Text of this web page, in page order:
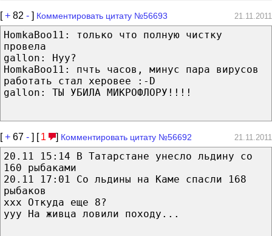
[+ 82 - ] Комментировать цитату №56693 21.11.2011
HomkaBoo11: только что полную чистку
провела
gallon: Нуу?
HomkaBoo11: пчть часов, минус пара вирусов
работать стал херовее :-D
gallon: ТЫ УБИЛА МИКРОФЛОРУ!!!!
[+ 67 - ] [ 1 ] Комментировать цитату №56692 21.11.2011
20.11 15:14 В Татарстане унесло льдину со
160 рыбаками
20.11 17:01 Со льдины на Каме спасли 168
рыбаков
ххх Откуда еще 8?
yyy На живца ловили походу...